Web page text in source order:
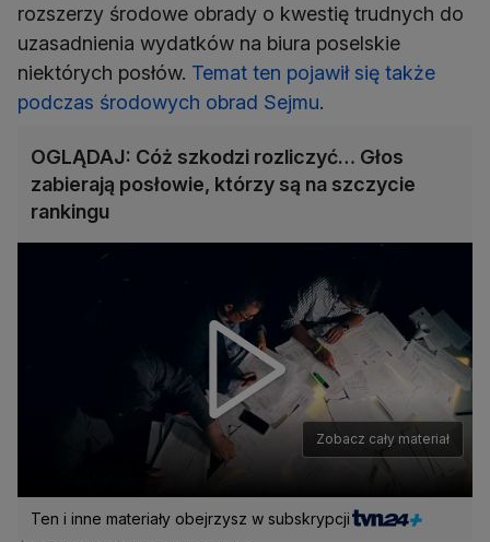
rozszerzy środowe obrady o kwestię trudnych do
uzasadnienia wydatków na biura poselskie
niektórych posłów. Temat ten pojawił się także
podczas środowych obrad Sejmu.
OGLĄDAJ: Cóż szkodzi rozliczyć… Głos
zabierają posłowie, którzy są na szczycie
rankingu
Zobacz cały materiał
Ten i inne materiały obejrzysz w subskrypcji